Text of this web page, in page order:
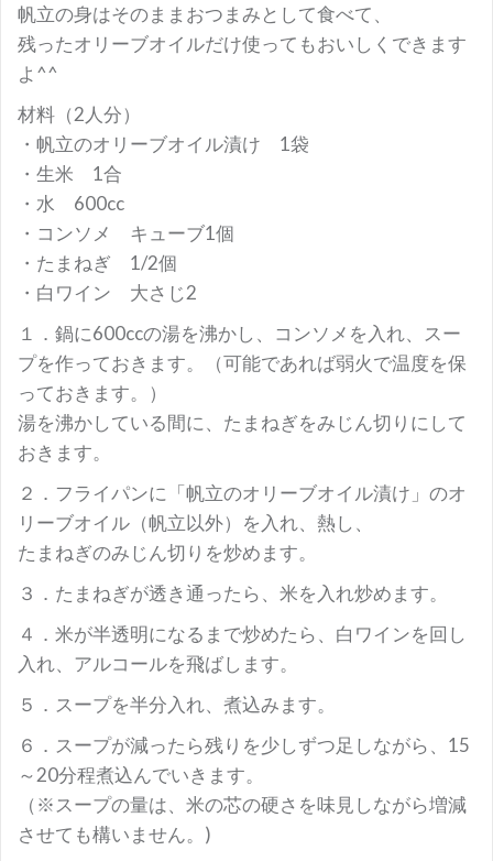
帆立の身はそのままおつまみとして食べて、
残ったオリーブオイルだけ使ってもおいしくできます
よ^^
材料（2人分）
・帆立のオリーブオイル漬け 1袋
・生米 1合
・水 600cc
・コンソメ キューブ1個
・たまねぎ 1/2個
・白ワイン 大さじ2
１．鍋に600ccの湯を沸かし、コンソメを入れ、スー
プを作っておきます。（可能であれば弱火で温度を保
っておきます。）
湯を沸かしている間に、たまねぎをみじん切りにして
おきます。
２．フライパンに「帆立のオリーブオイル漬け」のオ
リーブオイル（帆立以外）を入れ、熱し、
たまねぎのみじん切りを炒めます。
３．たまねぎが透き通ったら、米を入れ炒めます。
４．米が半透明になるまで炒めたら、白ワインを回し
入れ、アルコールを飛ばします。
５．スープを半分入れ、煮込みます。
６．スープが減ったら残りを少しずつ足しながら、15
～20分程煮込んでいきます。
（※スープの量は、米の芯の硬さを味見しながら増減
させても構いません。)